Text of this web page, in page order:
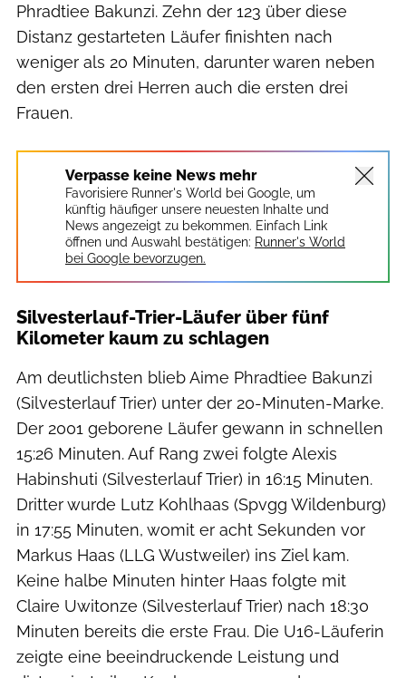
Phradtiee Bakunzi. Zehn der 123 über diese
Distanz gestarteten Läufer finishten nach
weniger als 20 Minuten, darunter waren neben
den ersten drei Herren auch die ersten drei
Frauen.
Verpasse keine News mehr
Favorisiere Runner's World bei Google, um
künftig häufiger unsere neuesten Inhalte und
News angezeigt zu bekommen. Einfach Link
öffnen und Auswahl bestätigen: Runner's World
bei Google bevorzugen.
Silvesterlauf-Trier-Läufer über fünf
Kilometer kaum zu schlagen
Am deutlichsten blieb Aime Phradtiee Bakunzi
(Silvesterlauf Trier) unter der 20-Minuten-Marke.
Der 2001 geborene Läufer gewann in schnellen
15:26 Minuten. Auf Rang zwei folgte Alexis
Habinshuti (Silvesterlauf Trier) in 16:15 Minuten.
Dritter wurde Lutz Kohlhaas (Spvgg Wildenburg)
in 17:55 Minuten, womit er acht Sekunden vor
Markus Haas (LLG Wustweiler) ins Ziel kam.
Keine halbe Minuten hinter Haas folgte mit
Claire Uwitonze (Silvesterlauf Trier) nach 18:30
Minuten bereits die erste Frau. Die U16-Läuferin
zeigte eine beeindruckende Leistung und